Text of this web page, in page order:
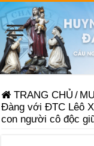
TRANG CHỦ /
Đàng với ĐTC Lêô
con người cô độc